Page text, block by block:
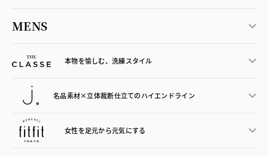
MENS
本物を愉しむ、洗練スタイル
名品素材×立体裁断仕立てのハイエンドライン
女性を足元から元気にする